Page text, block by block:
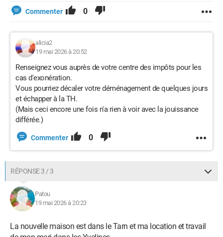
Commenter 0
alicia2
19 mai 2026 à 20:52
Renseignez vous auprès de votre centre des impôts pour les
cas d'exonération.
Vous pourriez décaler votre déménagement de quelques jours
et échapper à la TH.
(Mais ceci encore une fois n'a rien à voir avec la jouissance
différée.)
Commenter 0
RÉPONSE 3 / 3
Patou
19 mai 2026 à 20:23
La nouvelle maison est dans le Tarn et ma location et travail